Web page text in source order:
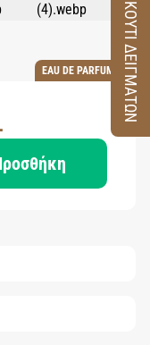
EAU DE PARFUM ΚΟΥΤΙ ΔΕΙΓΜΑΤΩΝ